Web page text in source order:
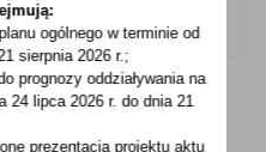
POBIERZ
ogólnego w terminie od
sierpnia 2026 r.;
prognozy oddziaływania na
24 lipca 2026 r. do dnia 21
prezentacją projektu aktu